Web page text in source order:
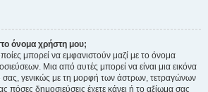
όνομα χρήστη μου;
μπορεί να εμφανιστούν μαζί με το όνομα
Μια από αυτές μπορεί να είναι μια εικόνα
σας, γενικώς με τη μορφή των άστρων, τετραγώνων
πόσες δημοσιεύσεις έχετε κάνει ή το αξίωμα σας